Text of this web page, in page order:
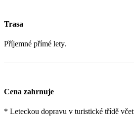
Trasa
Příjemné přímé lety.
Cena zahrnuje
* Leteckou dopravu v turistické třídě